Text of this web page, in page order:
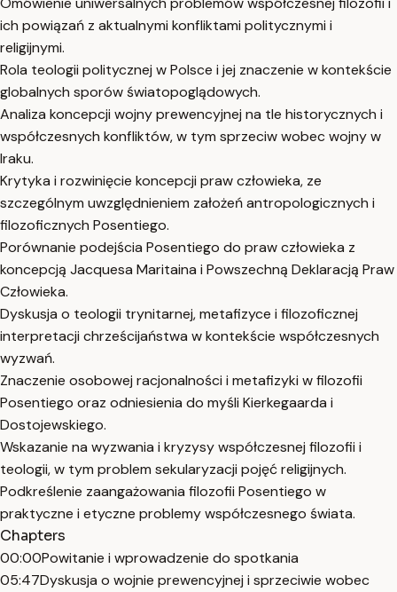
ich powiązań z aktualnymi konfliktami politycznymi i
religijnymi.
Rola teologii politycznej w Polsce i jej znaczenie w kontekście
globalnych sporów światopoglądowych.
Analiza koncepcji wojny prewencyjnej na tle historycznych i
współczesnych konfliktów, w tym sprzeciw wobec wojny w
Iraku.
Krytyka i rozwinięcie koncepcji praw człowieka, ze
szczególnym uwzględnieniem założeń antropologicznych i
filozoficznych Posentiego.
Porównanie podejścia Posentiego do praw człowieka z
koncepcją Jacquesa Maritaina i Powszechną Deklaracją Praw
Człowieka.
Dyskusja o teologii trynitarnej, metafizyce i filozoficznej
interpretacji chrześcijaństwa w kontekście współczesnych
wyzwań.
Znaczenie osobowej racjonalności i metafizyki w filozofii
Posentiego oraz odniesienia do myśli Kierkegaarda i
Dostojewskiego.
Wskazanie na wyzwania i kryzysy współczesnej filozofii i
teologii, w tym problem sekularyzacji pojęć religijnych.
Podkreślenie zaangażowania filozofii Posentiego w
praktyczne i etyczne problemy współczesnego świata.
Chapters
00:00Powitanie i wprowadzenie do spotkania
05:47Dyskusja o wojnie prewencyjnej i sprzeciwie wobec